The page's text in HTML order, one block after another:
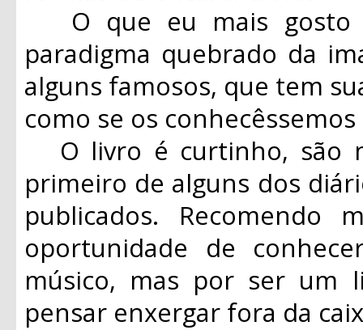
O que eu mais gosto
paradigma quebrado da
alguns famosos, que tem
como se os
O livro é curtinho, são
primeiro de alguns dos
publicados.
oportunidade de
músico, mas por ser um
pensar enxergar fora da